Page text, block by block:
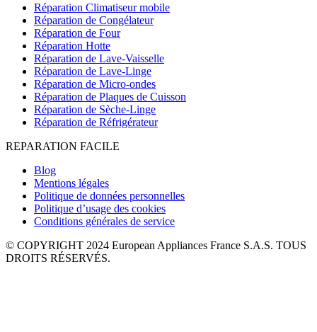
Réparation Climatiseur mobile
Réparation de Congélateur
Réparation de Four
Réparation Hotte
Réparation de Lave-Vaisselle
Réparation de Lave-Linge
Réparation de Micro-ondes
Réparation de Plaques de Cuisson
Réparation de Sèche-Linge
Réparation de Réfrigérateur
REPARATION FACILE
Blog
Mentions légales
Politique de données personnelles
Politique d’usage des cookies
Conditions générales de service
© COPYRIGHT 2024 European Appliances France S.A.S. TOUS
DROITS RÉSERVÉS.